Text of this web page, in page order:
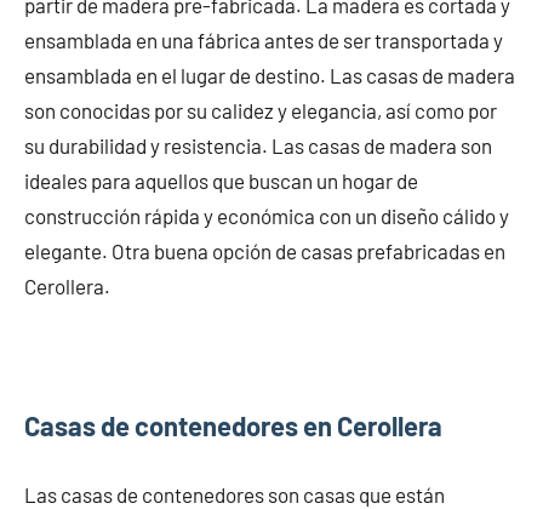
ensamblada en una fábrica antes de ser transportada y
ensamblada en el lugar de destino. Las casas de madera
son conocidas por su calidez y elegancia, así como por
su durabilidad y resistencia. Las casas de madera son
ideales para aquellos que buscan un hogar de
construcción rápida y económica con un diseño cálido y
elegante. Otra buena opción de casas prefabricadas en
Cerollera.
Casas de contenedores en Cerollera
Las casas de contenedores son casas que están